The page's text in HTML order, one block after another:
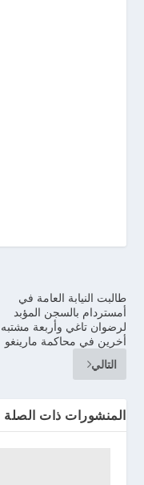
طالبت النيابة العامة في
أمستردام بالسجن المؤبد
لرضوان تاغي وأربعة
أخرين في محاكمة مارينغو
التالي
المنشورات ذات الصلة